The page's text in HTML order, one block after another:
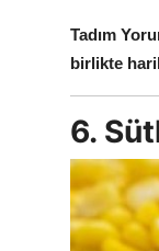
Tadım
birlikte
6.